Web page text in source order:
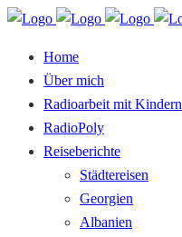
Home
Über mich
Radioarbeit mit Kindern
RadioPoly
Reiseberichte
Städtereisen
Georgien
Albanien